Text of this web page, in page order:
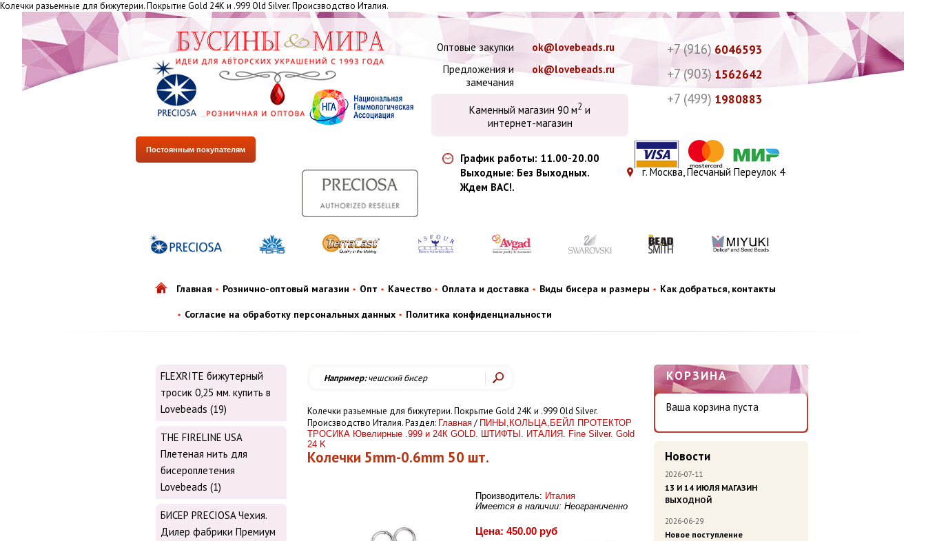
Колечки разьемные для бижутерии. Покрытие Gold 24К и .999 Old Silver. Происзводство Италия.
+7 (916) 6046593
+7 (903) 1562642
+7 (499) 1980883
Оптовые закупки
ok@lovebeads.ru
Предложения и
замечания
ok@lovebeads.ru
Каменный магазин 90 м2 и
интернет-магазин
г. Москва, Песчаный Переулок 4
График работы: 11.00-20.00
Выходные: Без Выходных.
Ждем ВАС!.
Постоянным покупателям
Главная Рознично-оптовый магазин Опт Качество Оплата и доставка Виды бисера и размеры Как добраться, контакты
Согласие на обработку персональных данных Политика конфиденциальности
КОРЗИНА
Ваша корзина пуста
Новости
2026-07-11
13 И 14 ИЮЛЯ МАГАЗИН
ВЫХОДНОЙ
2026-06-29
Новое поступление
FLEXRITE бижутерный
тросик 0,25 мм. купить в
Lovebeads (19)
THE FIRELINE USA
Плетеная нить для
бисероплетения
Lovebeads (1)
БИСЕР PRECIOSA Чехия.
Дилер фабрики Премиум
Например:чешский бисер
Колечки разьемные для бижутерии. Покрытие Gold 24К и .999 Old Silver.
Происзводство Италия. Раздел: Главная / ПИНЫ,КОЛЬЦА,БЕЙЛ ПРОТЕКТОР
ТРОСИКА Ювелирные .999 и 24К GOLD. ШТИФТЫ. ИТАЛИЯ. Fine Silver. Gold
24 K
Колечки 5mm-0.6mm 50 шт.
Производитель: Италия
Имеется в наличии: Неограниченно
Цена: 450.00 руб